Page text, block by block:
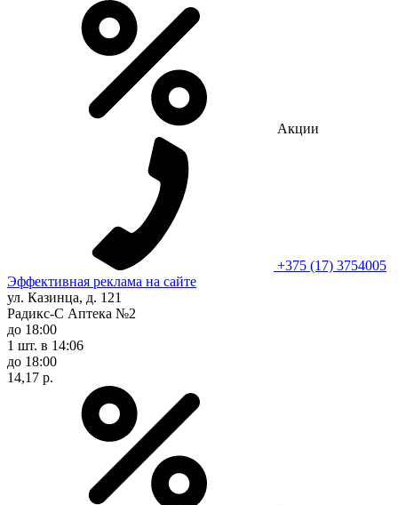
Акции
+375 (17) 3754005
Эффективная реклама на сайте
ул. Казинца, д. 121
Радикс-С Аптека №2
до 18:00
1 шт. в 14:06
до 18:00
14,17 р.